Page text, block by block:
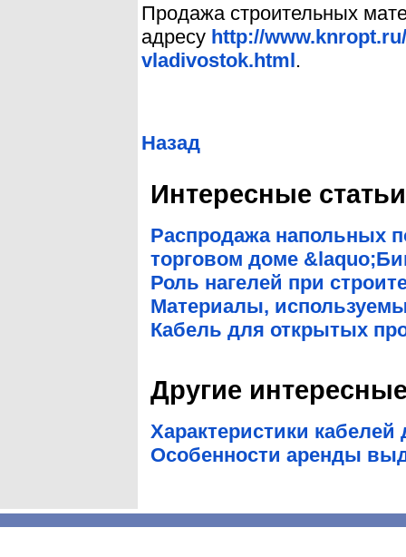
Продажа строительных
адресу http://
vladivostok.html.
Назад
Интересные
Распродажа напольных
торговом доме
Роль нагелей при
Материалы,
Кабель для открытых
Другие
Характеристики
Особенности аренды